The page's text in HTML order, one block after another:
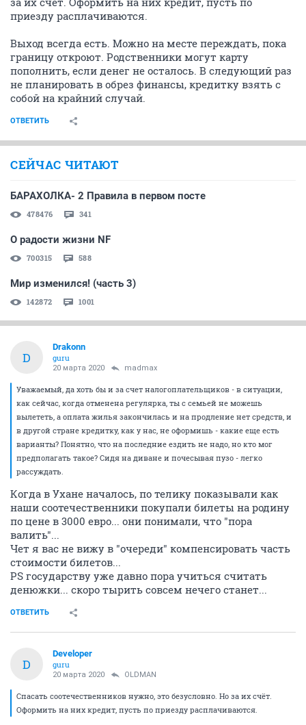
приезду расплачиваются.
Выход всегда есть. Можно на месте переждать, пока
границу откроют. Родственники могут карту
пополнить, если денег не осталось. В следующий раз
не планировать в обрез финансы, кредитку взять с
собой на крайний случай.
ОТВЕТИТЬ
СЕЙЧАС ЧИТАЮТ
БАРАХОЛКА- 2 Правила в первом посте
478476 341
О радости жизни NF
700315 588
Мир изменился! (часть 3)
142872 1001
D
Drakonn
guru
20 марта 2020 madmax
Уважаемый, да хоть бы и за счет налогоплательщиков - в ситуации,
как сейчас, когда отменена регулярка, ты с семьей не можешь
вылететь, а оплата жилья закончилась и на продление нет средств, и
в другой стране кредитку, как у нас, не оформишь - какие еще есть
варианты? Понятно, что на последние ездить не надо, но кто мог
предполагать такое? Сидя на диване и почесывая пузо - легко
рассуждать.
Когда в Ухане началось, по телику показывали как
наши соотечественники покупали билеты на родину
по цене в 3000 евро... они понимали, что "пора
валить"...
Чет я вас не вижу в "очереди" компенсировать часть
стоимости билетов...
PS государству уже давно пора учиться считать
денюжки... скоро тырить совсем нечего станет...
ОТВЕТИТЬ
D
Developer
guru
20 марта 2020 OLDMAN
Спасать соотечественников нужно, это безусловно. Но за их счёт.
Оформить на них кредит, пусть по приезду расплачиваются.